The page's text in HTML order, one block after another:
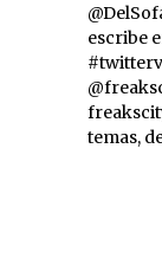
escribe
temas,